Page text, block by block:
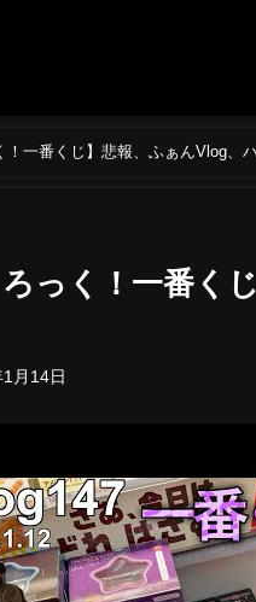
！一番くじ】悲報、ふぁんVlog、
ろっく！一番く
月14日